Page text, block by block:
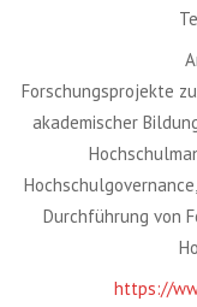
Forschungsprojekte
akademischer
Durchführung von
https://